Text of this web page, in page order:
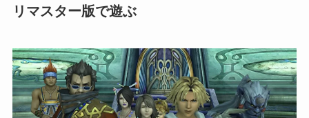
リマスター版で遊ぶ